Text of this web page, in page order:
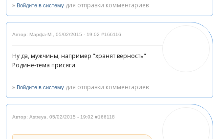
» Войдите в систему для отправки комментариев
Автор: Марфа-М., 05/02/2015 - 19:02 #166116
Ну да, мужчины, например "хранят верность"
Родине-тема присяги.
» Войдите в систему для отправки комментариев
Автор: Astreya 05/02/2015 - 19:02 #166118